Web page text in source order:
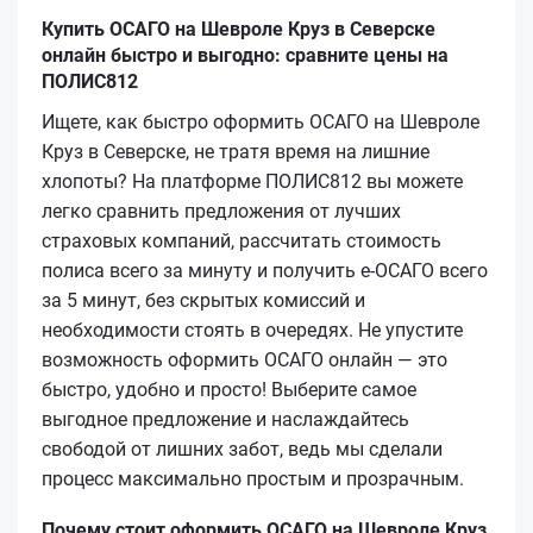
Купить ОСАГО на Шевроле Круз в Северске
онлайн быстро и выгодно: сравните цены на
ПОЛИС812
Ищете, как быстро оформить ОСАГО на Шевроле
Круз в Северске, не тратя время на лишние
хлопоты? На платформе ПОЛИС812 вы можете
легко сравнить предложения от лучших
страховых компаний, рассчитать стоимость
полиса всего за минуту и получить e-ОСАГО всего
за 5 минут, без скрытых комиссий и
необходимости стоять в очередях. Не упустите
возможность оформить ОСАГО онлайн — это
быстро, удобно и просто! Выберите самое
выгодное предложение и наслаждайтесь
свободой от лишних забот, ведь мы сделали
процесс максимально простым и прозрачным.